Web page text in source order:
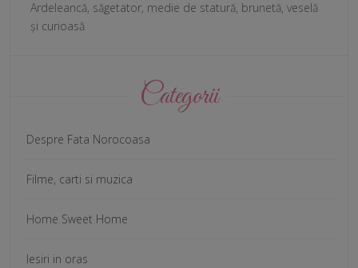
Ardeleancă, săgetator, medie de statură, brunetă, veselă
și curioasă
Categorii
Despre Fata Norocoasa
Filme, carti si muzica
Home Sweet Home
Iesiri in oras